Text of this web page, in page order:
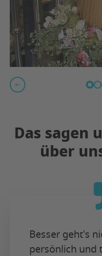
Das sagen
über
Besser geht's
persönlich und